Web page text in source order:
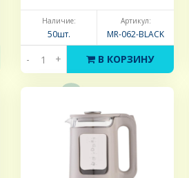
Наличие:
50шт.
Артикул:
MR-062-BLACK
- + В КОРЗИНУ